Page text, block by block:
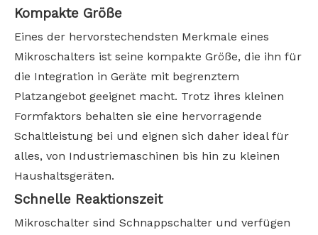
Kompakte Größe
Eines der hervorstechendsten Merkmale eines
Mikroschalters ist seine kompakte Größe, die ihn für
die Integration in Geräte mit begrenztem
Platzangebot geeignet macht. Trotz ihres kleinen
Formfaktors behalten sie eine hervorragende
Schaltleistung bei und eignen sich daher ideal für
alles, von Industriemaschinen bis hin zu kleinen
Haushaltsgeräten.
Schnelle Reaktionszeit
Mikroschalter sind Schnappschalter und verfügen